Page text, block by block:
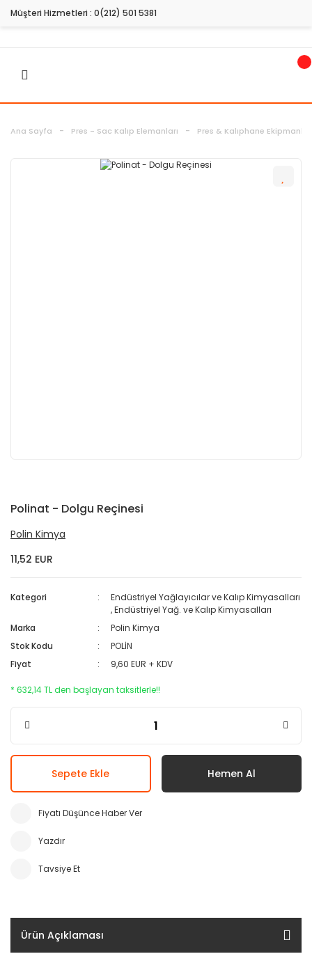
Müşteri Hizmetleri : 0(212) 501 5381
Ana Sayfa Pres - Sac Kalıp Elemanları Pres & Kalıphane
Polinat - Dolgu Reçinesi
Polin Kimya
11,52 EUR
Kategori
Endüstriyel Yağlayıcılar ve Kalıp Kimyasalları
,Endüstriyel Yağ. ve Kalıp Kimyasalları
Marka
Polin Kimya
Stok Kodu
POLİN
Fiyat
9,60 EUR + KDV
* 632,14 TL den başlayan taksitlerle!!
Sepete Ekle Hemen Al
Fiyatı Düşünce Haber Ver
Yazdır
Tavsiye Et
Ürün Açıklaması